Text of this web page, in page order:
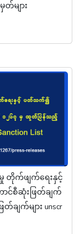
များ
တိုက်ဖျက်ရေးနှင့်
စီဆုံးဖြတ်ချက်
ျက်များ unscr